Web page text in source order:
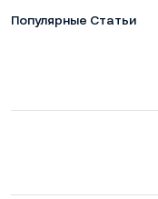
Популярные Статьи